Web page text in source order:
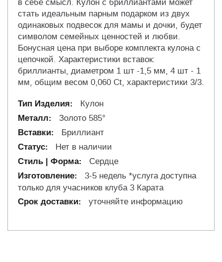
в себе смысл. Кулон с бриллиантами может
стать идеальным парным подарком из двух
одинаковых подвесок для мамы и дочки, будет
символом семейных ценностей и любви.
Бонусная цена при выборе комплекта кулона с
цепочкой. Характеристики вставок:
бриллианты, диаметром 1 шт -1,5 мм, 4 шт - 1
мм, общим весом 0,060 Ct, характеристики 3/3.
Кулон
Золото 585°
Бриллиант
Нет в наличии
Сердце
3-5 недель *услуга доступна
только для учасников клуба 3 Карата
уточняйте информацию